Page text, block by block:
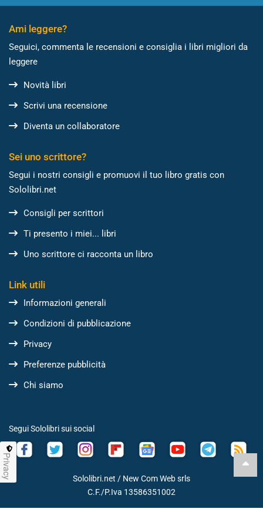
Ami leggere?
Seguici, commenta le recensioni e consiglia i libri migliori da
leggere
Novità libri
Scrivi una recensione
Diventa un collaboratore
Sei uno scrittore?
Segui i nostri consigli e promuovi il tuo libro gratis con
Sololibri.net
Consigli per scrittori
Ti presento i miei... libri
Uno scrittore ci racconta un libro
Link utili
Informazioni generali
Condizioni di pubblicazione
Privacy
Preferenze pubblicità
Chi siamo
Segui Sololibri sui social
Sololibri.net / New Com Web srls
C.F./P.Iva 13586351002
Privacy